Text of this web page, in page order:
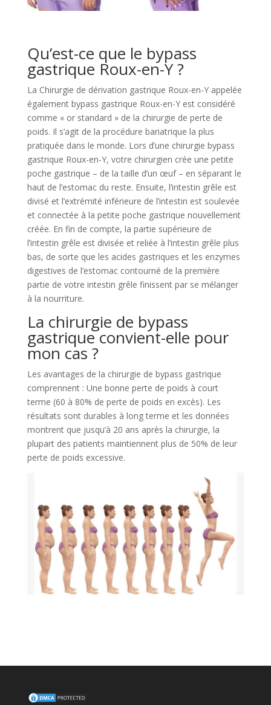
Qu’est-ce que le bypass
gastrique Roux-en-Y ?
La Chirurgie de dérivation gastrique Roux-en-Y appelée
également bypass gastrique Roux-en-Y est considéré
comme « or standard » de la chirurgie de perte de
poids. Il s’agit de la procédure bariatrique la plus
pratiquée dans le monde. Lors d’une chirurgie bypass
gastrique Roux-en-Y, votre chirurgien crée une petite
poche gastrique – de la taille d’un œuf – en séparant le
haut de l’estomac du reste. Ensuite, l’intestin grêle est
divisé et l’extrémité inférieure de l’intestin est soulevée
et connectée à la petite poche gastrique nouvellement
créée. En fin de compte, la partie supérieure de
l’intestin grêle est divisée et reliée à l’intestin grêle plus
bas, de sorte que les acides gastriques et les enzymes
digestives de l’estomac contourné de la première
partie de votre intestin grêle finissent par se mélanger
à la nourriture.
La chirurgie de bypass
gastrique convient-elle pour
mon cas ?
Les avantages de la chirurgie de bypass gastrique
comprennent : Une bonne perte de poids à court
terme (60 à 80% de perte de poids en excès). Les
résultats sont durables à long terme et les données
montrent que jusqu’à 20 ans après la chirurgie, la
plupart des patients maintiennent plus de 50% de leur
perte de poids excessive.